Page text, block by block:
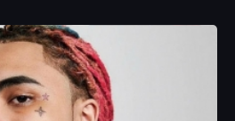
Showteck, entre autres…
Vinai, en collaboration avec
« Raveology » via Billboard, la
musicale au monde.